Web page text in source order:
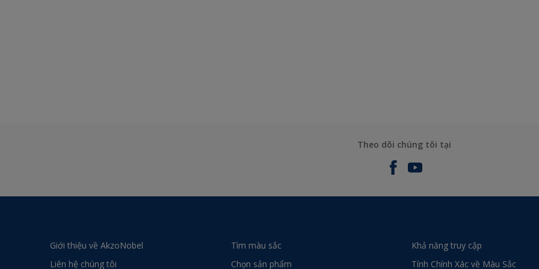
Theo dõi chúng tôi tại
Giới thiệu về AkzoNobel
Liên hệ chúng tôi
Tìm màu sắc
Chọn sản phẩm
Khả năng truy cập
Tính Chính Xác về Màu Sắc